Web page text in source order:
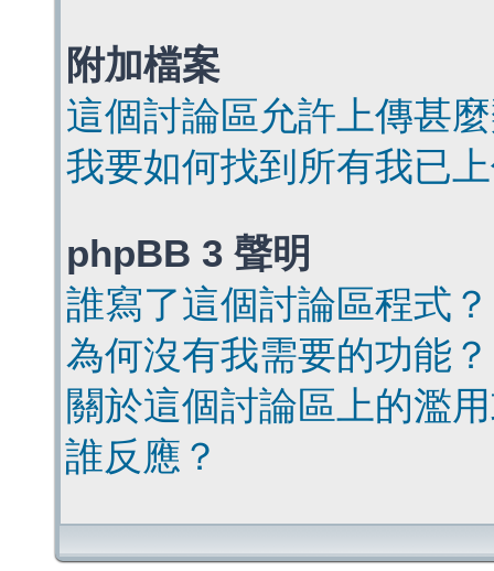
附加檔案
這個討論區允許上傳甚
我要如何找到所有我已
phpBB 3 聲明
誰寫了這個討論區程式？
為何沒有我需要的功能？
關於這個討論區上的濫
誰反應？